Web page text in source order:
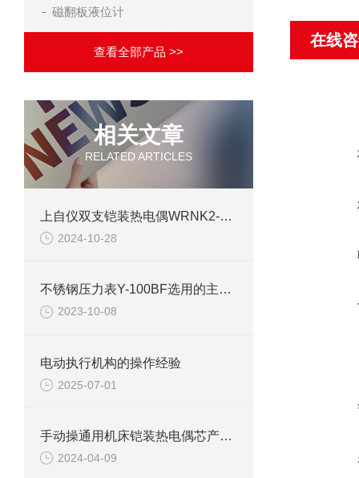
磁翻板液位计
查看全部产品 >>
相关文章
RELATED ARTICLES
上自仪双支铠装热电偶WRNK2-231
2024-10-28
不锈钢压力表Y-100BF选用的主要依据
2023-10-08
电动执行机构的操作经验
2025-07-01
手动操通用机床铠装热电偶芯产品介绍
2024-04-09
在线